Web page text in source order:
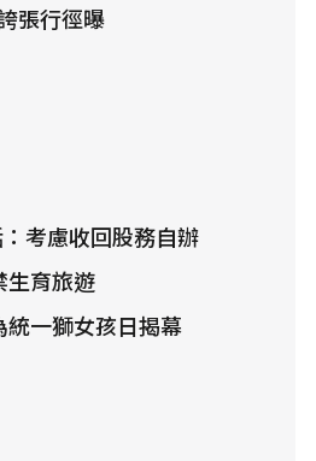
張行徑曝
考慮收回股務自辦
生育旅遊
一獅女孩日揭幕